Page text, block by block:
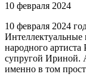
10 февраля 2024
10 февраля 2024
народного
супругой Ириной.
именно в том